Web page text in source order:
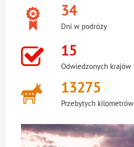
34
Dni w podróży
15
Odwiedzonych krajów
13275
Przebytych kilometrów